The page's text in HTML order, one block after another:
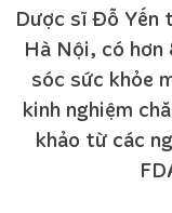
Dược sĩ Đỗ
Hà Nội, có hơn
sóc sức khỏe
kinh nghiệm
khảo từ các